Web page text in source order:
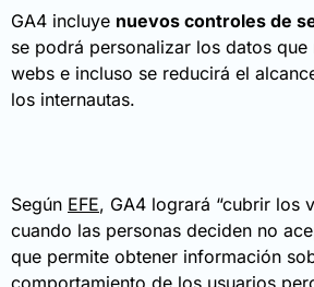
GA4 incluye nuevos controles de
se podrá personalizar los datos
webs e incluso se reducirá el
los internautas.
Según EFE, GA4 logrará “cubrir los
cuando las personas deciden no
que permite obtener información